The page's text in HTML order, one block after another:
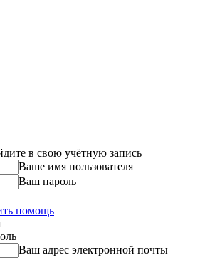
в свою учётную запись
Ваше имя пользователя
Ваш пароль
помощь
Ваш адрес электронной почты